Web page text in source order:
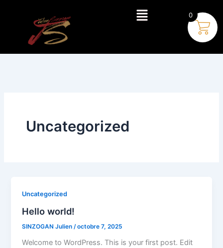
Menu
Uncategorized
Uncategorized
Hello world!
SINZOGAN Julien /octobre 7, 2025
Welcome to WordPress. This is your first post. Edit
0